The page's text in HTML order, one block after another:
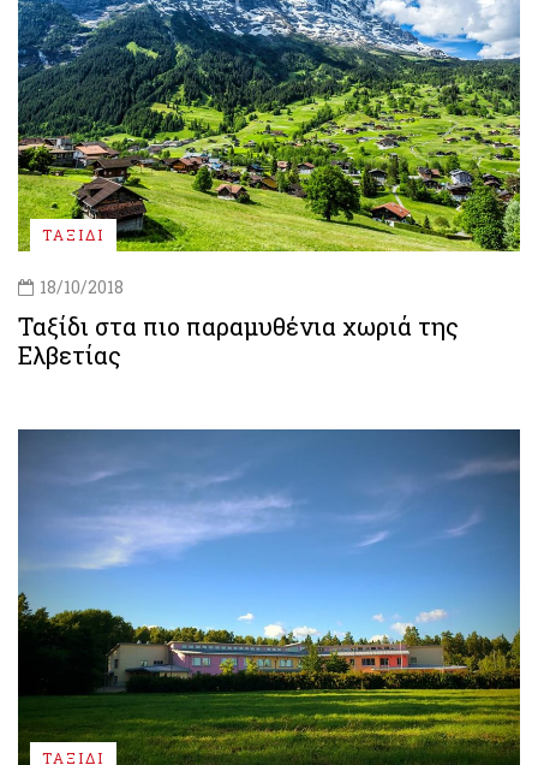
ΤΑΞΙΔΙ
18/10/2018
Ταξίδι στα πιο παραμυθένια χωριά της
Ελβετίας
ΤΑΞΙΔΙ